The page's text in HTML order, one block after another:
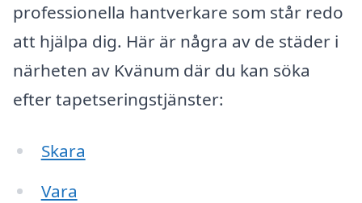
professionella hantverkare som står redo
att hjälpa dig. Här är några av de städer i
närheten av Kvänum där du kan söka
efter tapetseringstjänster:
Skara
Vara